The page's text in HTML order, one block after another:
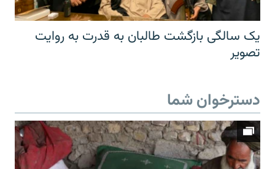
یک سالگی بازگشت طالبان به قدرت به روایت
تصویر
دسترخوان شما